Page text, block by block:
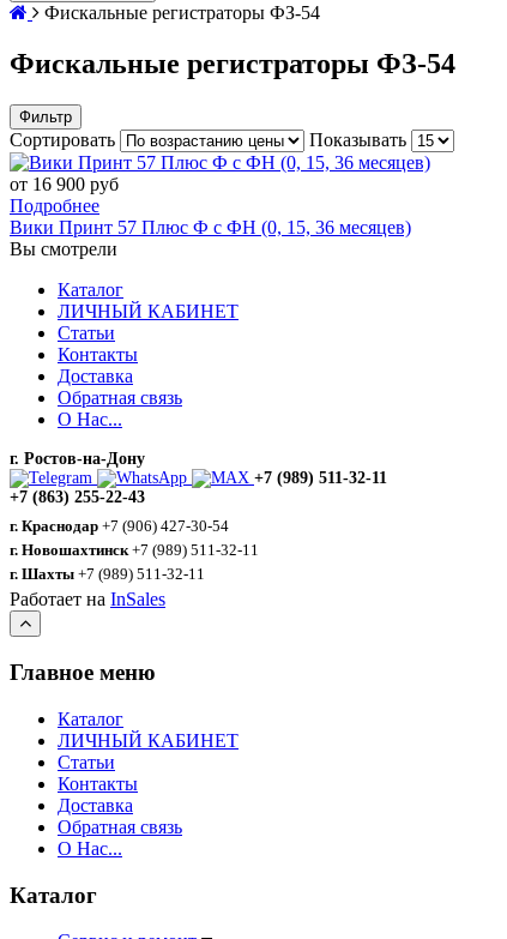
Фискальные регистраторы ФЗ-54
Фискальные регистраторы ФЗ-54
Фильтр
Сортировать Показывать
от 16 900 руб
Подробнее
Вики Принт 57 Плюс Ф с ФН (0, 15, 36 месяцев)
Вы смотрели
Каталог
ЛИЧНЫЙ КАБИНЕТ
Статьи
Контакты
Доставка
Обратная связь
О Нас...
г. Ростов-на-Дону
+7 (989) 511-32-11
+7 (863) 255-22-43
г. Краснодар +7 (906) 427-30-54
г. Новошахтинск +7 (989) 511-32-11
г. Шахты +7 (989) 511-32-11
Работает на InSales
Главное меню
Каталог
ЛИЧНЫЙ КАБИНЕТ
Статьи
Контакты
Доставка
Обратная связь
О Нас...
Каталог